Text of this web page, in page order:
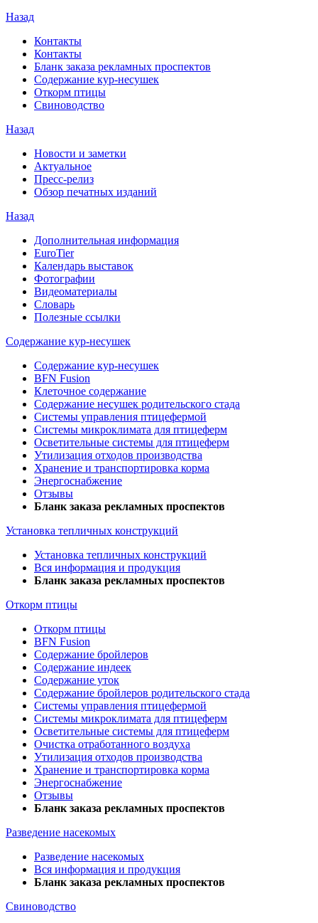
Назад
Контакты
Контакты
Бланк заказа рекламных проспектов
Содержание кур-несушек
Откорм птицы
Свиноводство
Назад
Новости и заметки
Актуальное
Пресс-релиз
Обзор печатных изданий
Назад
Дополнительная информация
EuroTier
Календарь выставок
Фотографии
Видеоматериалы
Словарь
Полезные ссылки
Содержание кур-несушек
Содержание кур-несушек
BFN Fusion
Клеточное содержание
Содержание несушек родительского стада
Системы управления птицефермой
Системы микроклимата для птицеферм
Осветительные системы для птицеферм
Утилизация отходов производства
Хранение и транспортировка корма
Энергоснабжение
Отзывы
Бланк заказа рекламных проспектов
Установка тепличных конструкций
Установка тепличных конструкций
Вся информация и продукция
Бланк заказа рекламных проспектов
Откорм птицы
Откорм птицы
BFN Fusion
Содержание бройлеров
Содержание индеек
Содержание уток
Содержание бройлеров родительского стада
Системы управления птицефермой
Системы микроклимата для птицеферм
Осветительные системы для птицеферм
Очистка отработанного воздуха
Утилизация отходов производства
Хранение и транспортировка корма
Энергоснабжение
Отзывы
Бланк заказа рекламных проспектов
Разведение насекомых
Разведение насекомых
Вся информация и продукция
Бланк заказа рекламных проспектов
Свиноводство